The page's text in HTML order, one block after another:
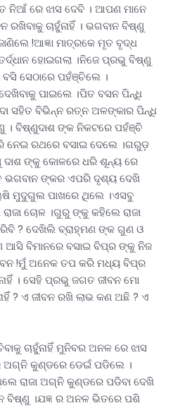
ନିଆଁ ରେ ଝାସ ଦେବି । ଆପଣ ମାନେ
ଚାହୁଁନାହିଁ । ଭଗବାନ ବିଷ୍ଣୁ
!ଆଜ୍ଞା ମାତ୍ରକେ ମୃତ ବୃଦ୍ଧ
ହୋଇଗଲା ।ନିଜେ ପ୍ରଭୁ ବିଷ୍ଣୁ
ସେଠାରେ ପହଁଞ୍ଚିଲେ ।
ପାଇଲେ ।ପିତ ବସନ ପିନ୍ଧି
ସହିତ ବିଭିନ୍ନ ରତ୍ନ ଅଳଙ୍କାର ପିନ୍ଧି
। ବିଷ୍ଣୁଦାଶ ଙ୍କ ନିକଟରେ ପହଁଞ୍ଚି
ନେଇ ରଥରେ ବସାଇ ଦେଲେ ।ଗରୁଡ଼
ଦାଶ ଙ୍କୁ କୋଳରେ ଧରି ଶୂନ୍ୟ ରେ
ଭଗବାନ ଙ୍କର ଏପରି ଦୃଶ୍ୟ ଦେଖି
ମୁଦୁଗୁଲ ପାଖରେ ଥିଲେ ।ଏସବୁ
ଚୋଳ ।ଗୁରୁ ଙ୍କୁ କହିଲେ ରାଜା
? ଦେଖିଲି ବ୍ରାହ୍ମଣ ଙ୍କ ଗୁଣ ଓ
ଆସି ବିମାନରେ ବସାଇ ବିପ୍ର ଙ୍କୁ ନିଜ
!ମୁଁ ଅନେକ ତପ କରି ମଧ୍ୟ ବିପ୍ର
। ସେହି ପ୍ରଭୁ ଜଗତ ଜୀବନ ମୋ
? ଏ ଜୀବନ ରଖି ଲାଭ କଣ ଅଛି ? ଏ
ଚାହୁଁନାହିଁ ମୁନିବର ଅନଳ ରେ ଝାସ
ଅଗ୍ନି କୁଣ୍ଡରେ ଡେଇଁ ପଡିଲେ ।
ରାଜା ଅଗ୍ନି କୁଣ୍ଡରେ ପଡିବା ଦେଖି
।ଯଜ୍ଞ ର ଅନଳ ଭିତରେ ପଶି